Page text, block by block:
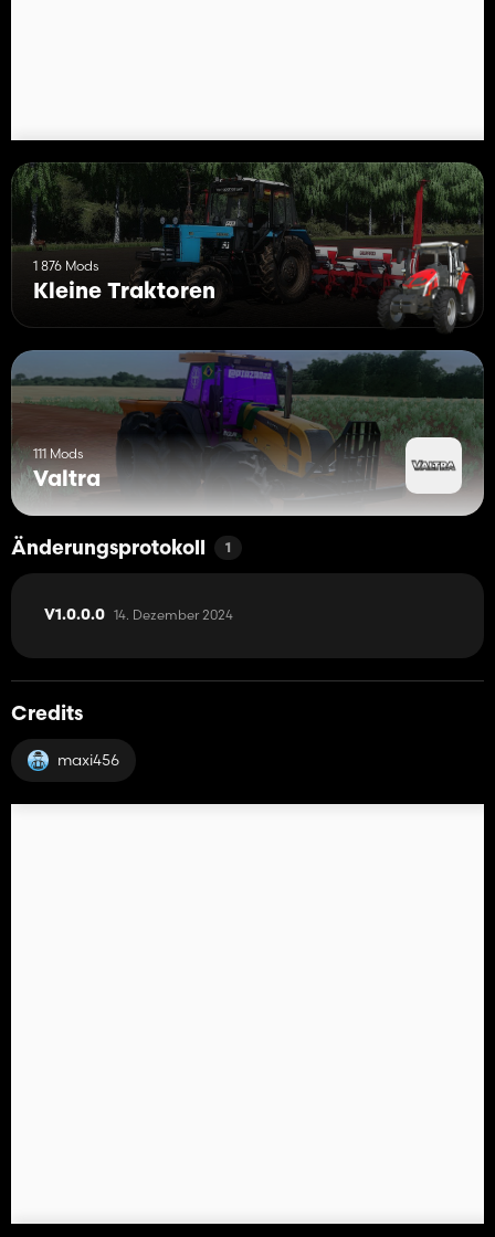
1 876 Mods
Kleine Traktoren
111 Mods
Valtra
Änderungsprotokoll 1
V1.0.0.0 14. Dezember 2024
Credits
maxi456